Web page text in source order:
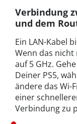
Verbindung
und dem
Ein LAN-Kabel
Wenn das nicht
auf 5 GHz.
Deiner PS5,
ändere das Wi-
einer
Verbindung zu